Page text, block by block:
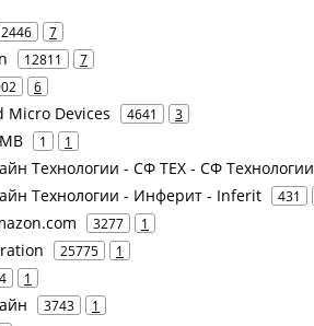
2446 7
12811 7
6
Micro Devices 4641 3
1 1
Технологии - СФ ТЕХ - СФ Технологии
Технологии - Инферит - Inferit 431
3277 1
25775 1
1
3743 1